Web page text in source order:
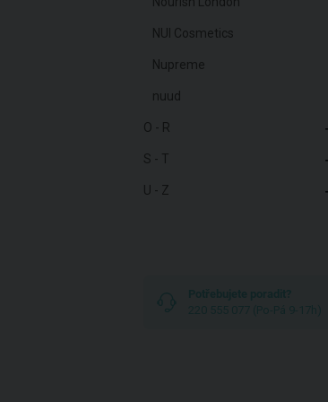
NUI Cosmetics
Nupreme
nuud
O - R
S - T
U - Z